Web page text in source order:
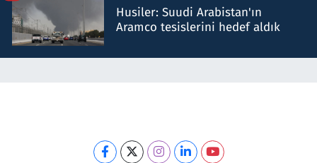
Husiler: Suudi Arabistan'ın
Aramco tesislerini hedef aldık